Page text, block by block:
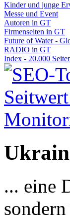
Kinder und junge
Messe und Event
Autoren in GT
Firmenseiten in GT
Future of Water -
RADIO in GT
Index - 20.000
... eine